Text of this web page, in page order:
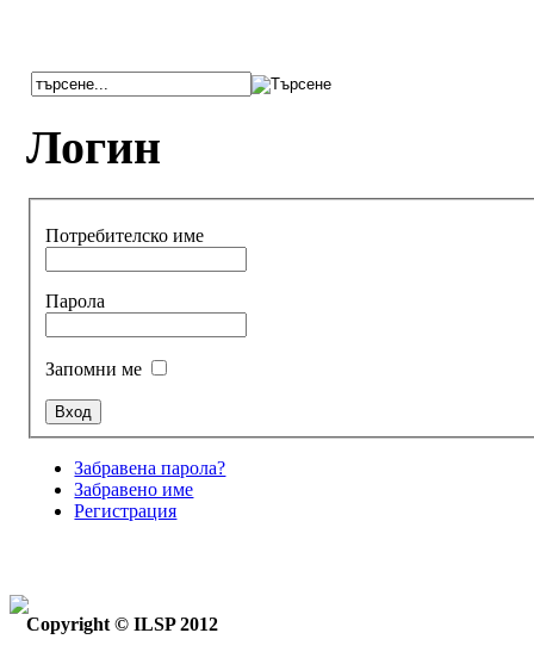
Логин
Потребителско име
Парола
Запомни ме
Забравена парола?
Забравено име
Регистрация
Copyright © ILSP 2012